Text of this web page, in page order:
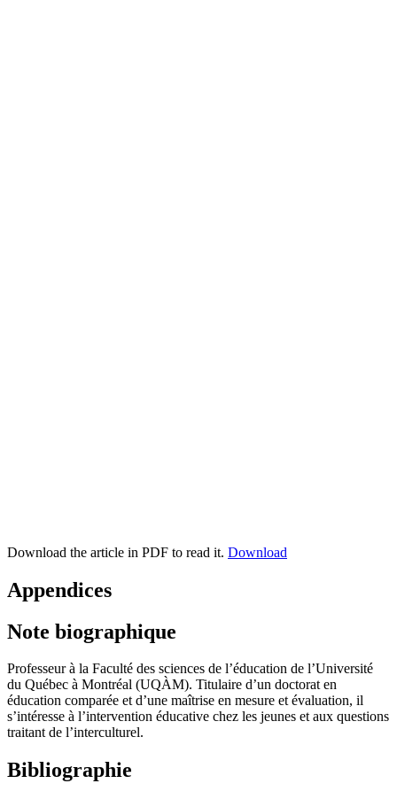
Download the article in PDF to read it. Download
Appendices
Note biographique
Professeur à la Faculté des sciences de l’éducation de l’Université
du Québec à Montréal (UQÀM). Titulaire d’un doctorat en
éducation comparée et d’une maîtrise en mesure et évaluation, il
s’intéresse à l’intervention éducative chez les jeunes et aux questions
traitant de l’interculturel.
Bibliographie